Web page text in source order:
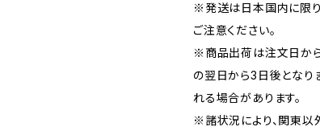
※発送は日本国内に限り
ご注意ください。
※商品出荷は注文日か
の翌日から3日後となり
れる場合があります。
※諸状況により、関東以